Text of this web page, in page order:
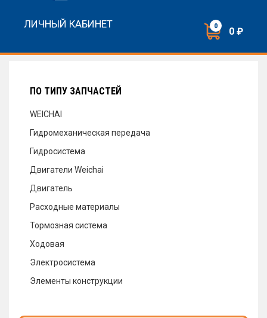
ЛИЧНЫЙ КАБИНЕТ 0 0 ₽
ПО ТИПУ ЗАПЧАСТЕЙ
WEICHAI
Гидромеханическая передача
Гидросистема
Двигатели Weichai
Двигатель
Расходные материалы
Тормозная система
Ходовая
Электросистема
Элементы конструкции